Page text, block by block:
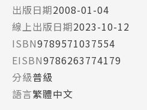
出版日期2008-01-04
線上出版日期2023-10-12
ISBN9789571037554
EISBN9786263774179
分級普級
語言繁體中文